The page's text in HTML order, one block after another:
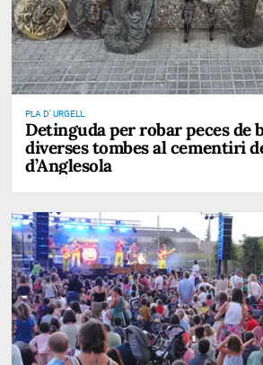
PLA D' URGELL
Detinguda per robar peces de
diverses tombes al cementiri
d’Anglesola